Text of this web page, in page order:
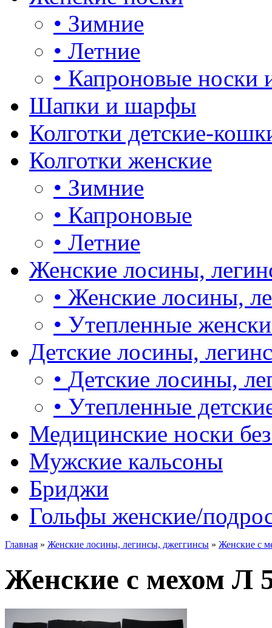
• Зимние
• Летние
• Капроновые носки
Шапки и шарфы
Колготки детские-
Колготки женские
• Зимние
• Капроновые
• Летние
Женские лосины,
• Женские лосины,
• Утепленные
Детские лосины,
• Детские лосины,
• Утепленные
Медицинские носки
Мужские кальсоны
Бриджи
Гольфы женские/
Главная » Женские лосины, легинсы, джеггинсы » Женские с
Женские с мехом Л